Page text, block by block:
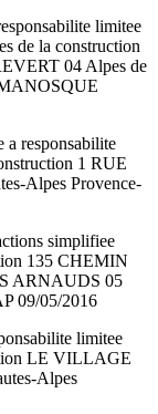
limitee
de la construction
04 Alpes de
responsabilite
1 RUE
Alpes Provence-
simplifiee
135 CHEMIN
ARNAUDS 05
09/05/2016
limitee
LE VILLAGE
Alpes